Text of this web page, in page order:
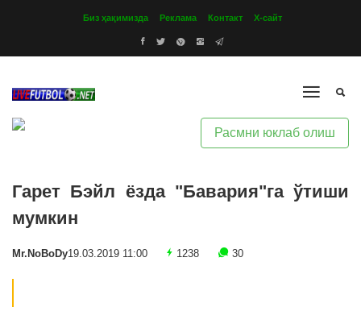
Биз ҳақимизда Реклама Контакт Х-сайт
Расмни юклаб олиш
Гарет Бэйл ёзда "Бавария"га ўтиши
мумкин
Mr.NoBoDy19.03.2019 11:00 1238 30